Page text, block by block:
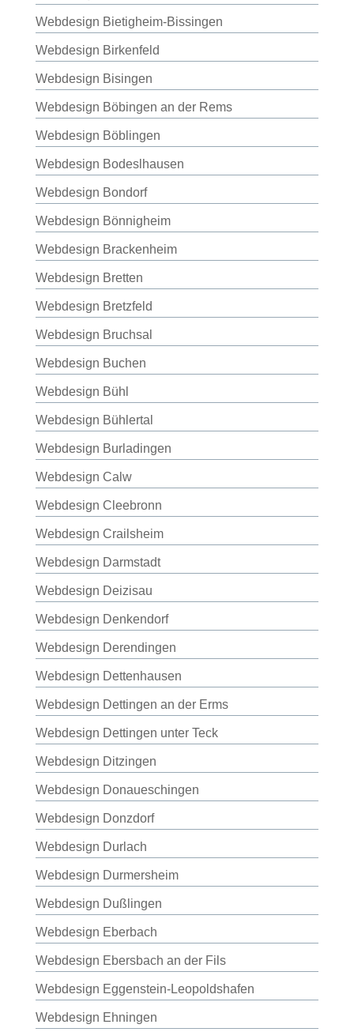
Webdesign Bietigheim-Bissingen
Webdesign Birkenfeld
Webdesign Bisingen
Webdesign Böbingen an der Rems
Webdesign Böblingen
Webdesign Bodeslhausen
Webdesign Bondorf
Webdesign Bönnigheim
Webdesign Brackenheim
Webdesign Bretten
Webdesign Bretzfeld
Webdesign Bruchsal
Webdesign Buchen
Webdesign Bühl
Webdesign Bühlertal
Webdesign Burladingen
Webdesign Calw
Webdesign Cleebronn
Webdesign Crailsheim
Webdesign Darmstadt
Webdesign Deizisau
Webdesign Denkendorf
Webdesign Derendingen
Webdesign Dettenhausen
Webdesign Dettingen an der Erms
Webdesign Dettingen unter Teck
Webdesign Ditzingen
Webdesign Donaueschingen
Webdesign Donzdorf
Webdesign Durlach
Webdesign Durmersheim
Webdesign Dußlingen
Webdesign Eberbach
Webdesign Ebersbach an der Fils
Webdesign Eggenstein-Leopoldshafen
Webdesign Ehningen